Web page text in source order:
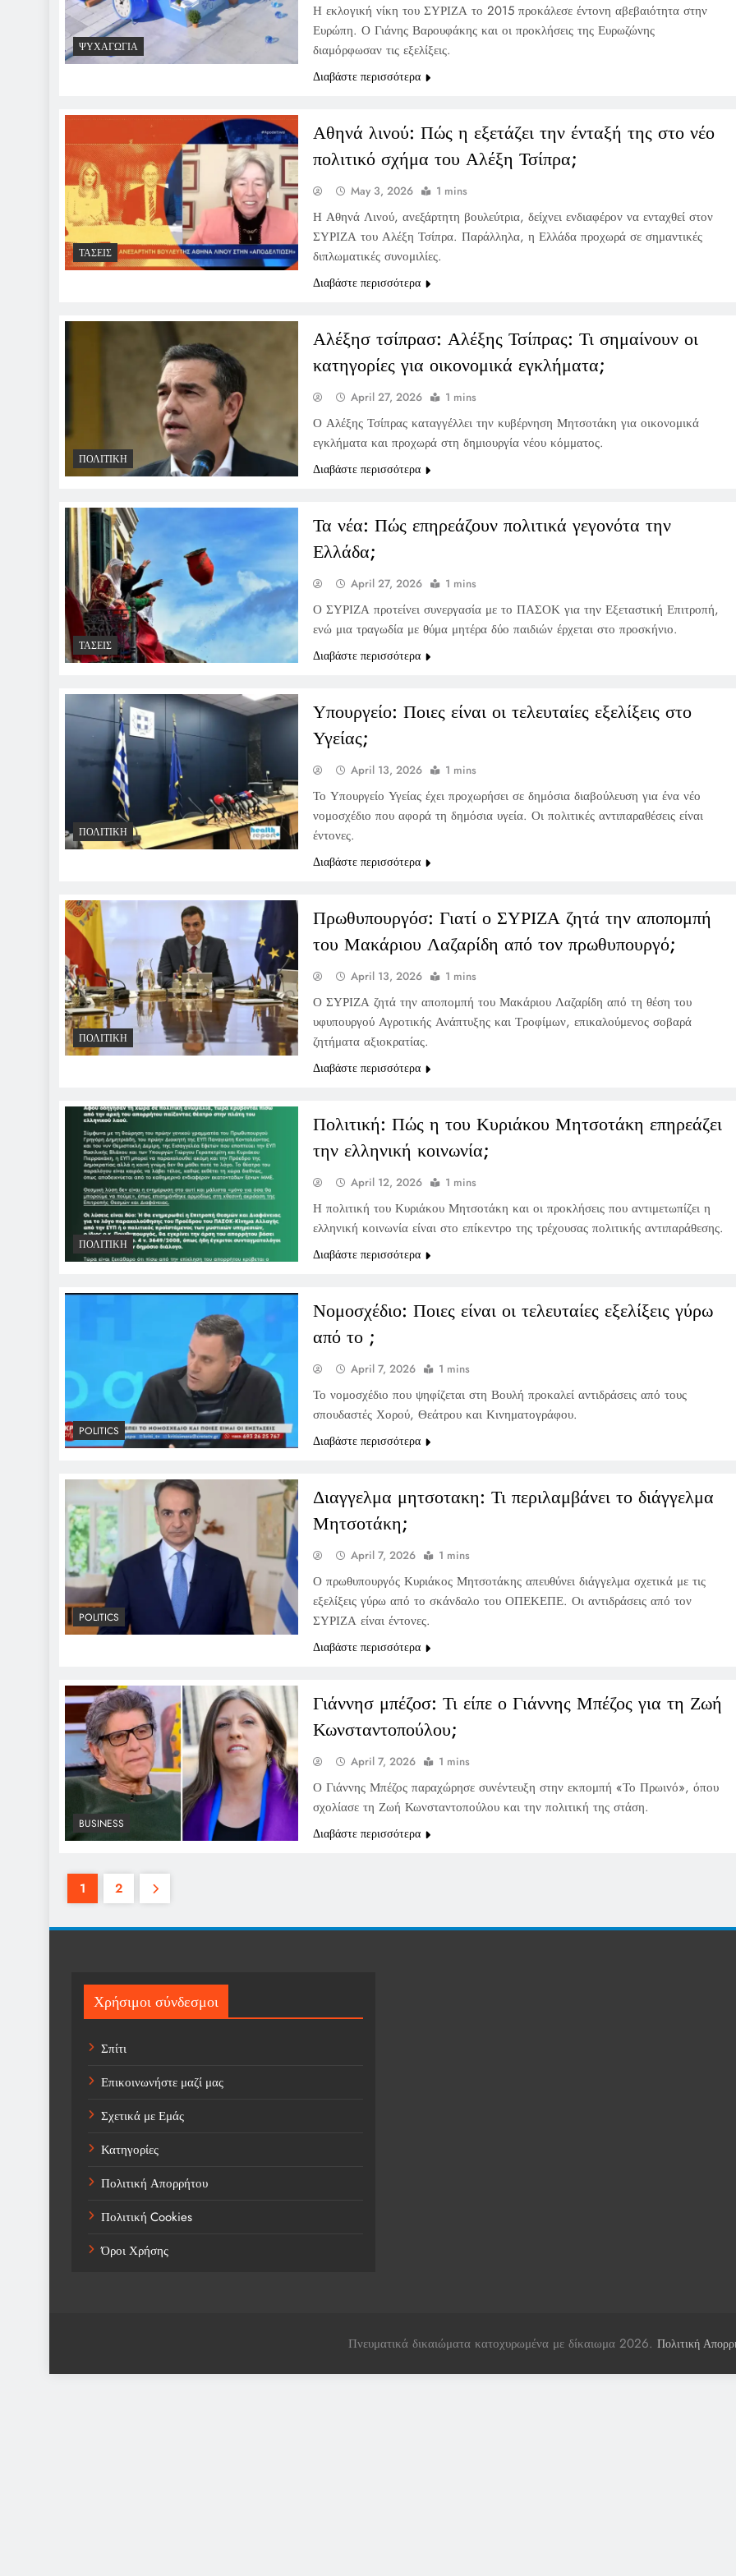
ΨΥΧΑΓΩΓΊΑ
Η εκλογική νίκη του ΣΥΡΙΖΑ το 2015 προκάλεσε έντονη αβεβαιότητα στην
Ευρώπη. Ο Γιάνης Βαρουφάκης και οι προκλήσεις της Ευρωζώνης
διαμόρφωσαν τις εξελίξεις.
Διαβάστε περισσότερα
ΤΆΣΕΙΣ
Αθηνά λινού: Πώς η εξετάζει την ένταξή της στο νέο
πολιτικό σχήμα του Αλέξη Τσίπρα;
May 3, 2026 1 mins
Η Αθηνά Λινού, ανεξάρτητη βουλεύτρια, δείχνει ενδιαφέρον να ενταχθεί στον
ΣΥΡΙΖΑ του Αλέξη Τσίπρα. Παράλληλα, η Ελλάδα προχωρά σε σημαντικές
διπλωματικές συνομιλίες.
Διαβάστε περισσότερα
ΠΟΛΙΤΙΚΉ
Αλέξησ τσίπρασ: Αλέξης Τσίπρας: Τι σημαίνουν οι
κατηγορίες για οικονομικά εγκλήματα;
April 27, 2026 1 mins
Ο Αλέξης Τσίπρας καταγγέλλει την κυβέρνηση Μητσοτάκη για οικονομικά
εγκλήματα και προχωρά στη δημιουργία νέου κόμματος.
Διαβάστε περισσότερα
ΤΆΣΕΙΣ
Τα νέα: Πώς επηρεάζουν πολιτικά γεγονότα την
Ελλάδα;
April 27, 2026 1 mins
Ο ΣΥΡΙΖΑ προτείνει συνεργασία με το ΠΑΣΟΚ για την Εξεταστική Επιτροπή,
ενώ μια τραγωδία με θύμα μητέρα δύο παιδιών έρχεται στο προσκήνιο.
Διαβάστε περισσότερα
ΠΟΛΙΤΙΚΉ
Υπουργείο: Ποιες είναι οι τελευταίες εξελίξεις στο
Υγείας;
April 13, 2026 1 mins
Το Υπουργείο Υγείας έχει προχωρήσει σε δημόσια διαβούλευση για ένα νέο
νομοσχέδιο που αφορά τη δημόσια υγεία. Οι πολιτικές αντιπαραθέσεις είναι
έντονες.
Διαβάστε περισσότερα
ΠΟΛΙΤΙΚΉ
Πρωθυπουργόσ: Γιατί ο ΣΥΡΙΖΑ ζητά την αποπομπή
του Μακάριου Λαζαρίδη από τον πρωθυπουργό;
April 13, 2026 1 mins
Ο ΣΥΡΙΖΑ ζητά την αποπομπή του Μακάριου Λαζαρίδη από τη θέση του
υφυπουργού Αγροτικής Ανάπτυξης και Τροφίμων, επικαλούμενος σοβαρά
ζητήματα αξιοκρατίας.
Διαβάστε περισσότερα
ΠΟΛΙΤΙΚΉ
Πολιτική: Πώς η του Κυριάκου Μητσοτάκη επηρεάζει
την ελληνική κοινωνία;
April 12, 2026 1 mins
Η πολιτική του Κυριάκου Μητσοτάκη και οι προκλήσεις που αντιμετωπίζει η
ελληνική κοινωνία είναι στο επίκεντρο της τρέχουσας πολιτικής αντιπαράθεσης.
Διαβάστε περισσότερα
POLITICS
Νομοσχέδιο: Ποιες είναι οι τελευταίες εξελίξεις γύρω
από το ;
April 7, 2026 1 mins
Το νομοσχέδιο που ψηφίζεται στη Βουλή προκαλεί αντιδράσεις από τους
σπουδαστές Χορού, Θεάτρου και Κινηματογράφου.
Διαβάστε περισσότερα
POLITICS
Διαγγελμα μητσοτακη: Τι περιλαμβάνει το διάγγελμα
Μητσοτάκη;
April 7, 2026 1 mins
Ο πρωθυπουργός Κυριάκος Μητσοτάκης απευθύνει διάγγελμα σχετικά με τις
εξελίξεις γύρω από το σκάνδαλο του ΟΠΕΚΕΠΕ. Οι αντιδράσεις από τον
ΣΥΡΙΖΑ είναι έντονες.
Διαβάστε περισσότερα
BUSINESS
Γιάννησ μπέζοσ: Τι είπε ο Γιάννης Μπέζος για τη Ζωή
Κωνσταντοπούλου;
April 7, 2026 1 mins
Ο Γιάννης Μπέζος παραχώρησε συνέντευξη στην εκπομπή «Το Πρωινό», όπου
σχολίασε τη Ζωή Κωνσταντοπούλου και την πολιτική της στάση.
Διαβάστε περισσότερα
1 2
Χρήσιμοι σύνδεσμοι
Σπίτι
Επικοινωνήστε μαζί μας
Σχετικά με Εμάς
Κατηγορίες
Πολιτική Απορρήτου
Πολιτική Cookies
Όροι Χρήσης
Πνευματικά δικαιώματα κατοχυρωμένα με δίκαιωμα 2026. Πολιτική